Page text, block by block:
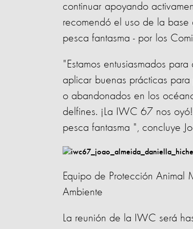
continuar apoyando
recomendó el uso de la
pesca fantasma - por los
"Estamos entusiasmados
aplicar buenas prácticas
o abandonados en los
delfines. ¡La IWC 67 nos
pesca fantasma ", concluye
Equipo de Protección
Ambiente
La reunión de la IWC será